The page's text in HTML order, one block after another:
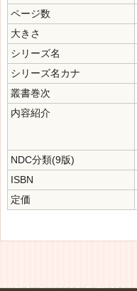
ページ数
大きさ
シリーズ名
シリーズ名カナ
叢書巻次
内容紹介
NDC分類(9版)
ISBN
定価